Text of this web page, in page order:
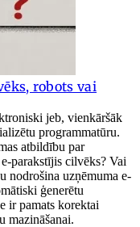
robots vai
jeb, vienkāršāk
programmatūru.
atbildību par
parakstījis cilvēks? Vai
nodrošina uzņēmuma e-
ģenerētu
ir pamats korektai
mazināšanai.